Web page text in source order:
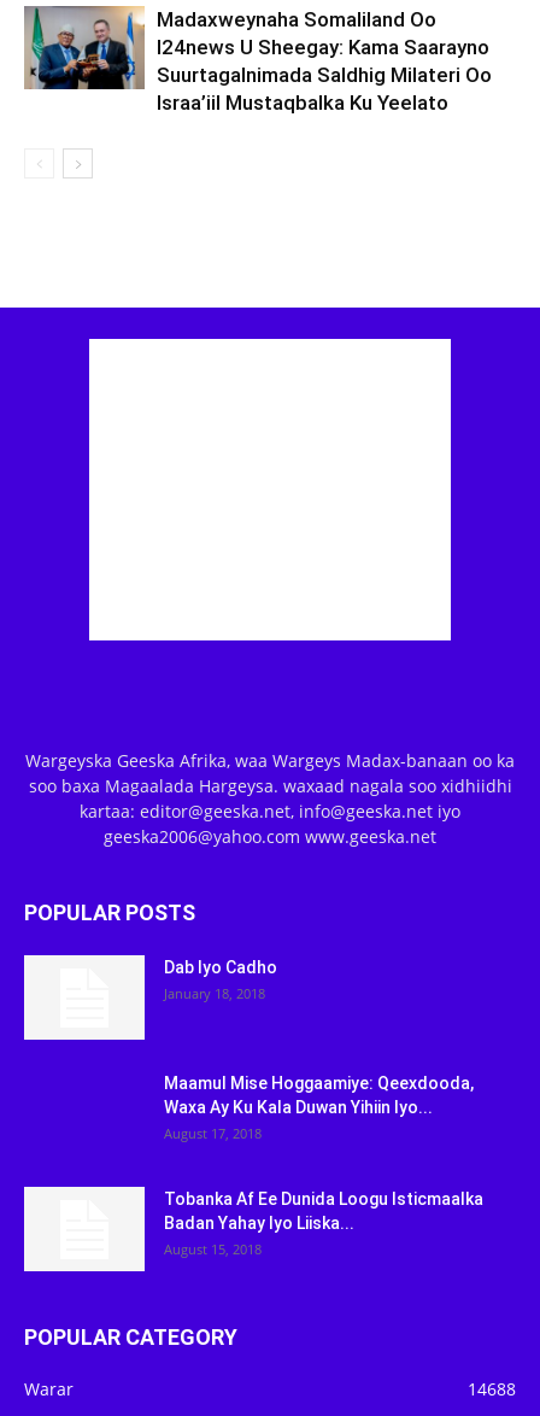
Madaxweynaha Somaliland Oo
I24news U Sheegay: Kama Saarayno
Suurtagalnimada Saldhig Milateri Oo
Israa’iil Mustaqbalka Ku Yeelato
Wargeyska Geeska Afrika, waa Wargeys Madax-banaan oo ka
soo baxa Magaalada Hargeysa. waxaad nagala soo xidhiidhi
kartaa: editor@geeska.net, info@geeska.net iyo
geeska2006@yahoo.com www.geeska.net
POPULAR POSTS
Dab Iyo Cadho
January 18, 2018
Maamul Mise Hoggaamiye: Qeexdooda,
Waxa Ay Ku Kala Duwan Yihiin Iyo...
August 17, 2018
Tobanka Af Ee Dunida Loogu Isticmaalka
Badan Yahay Iyo Liiska...
August 15, 2018
POPULAR CATEGORY
Warar
14688